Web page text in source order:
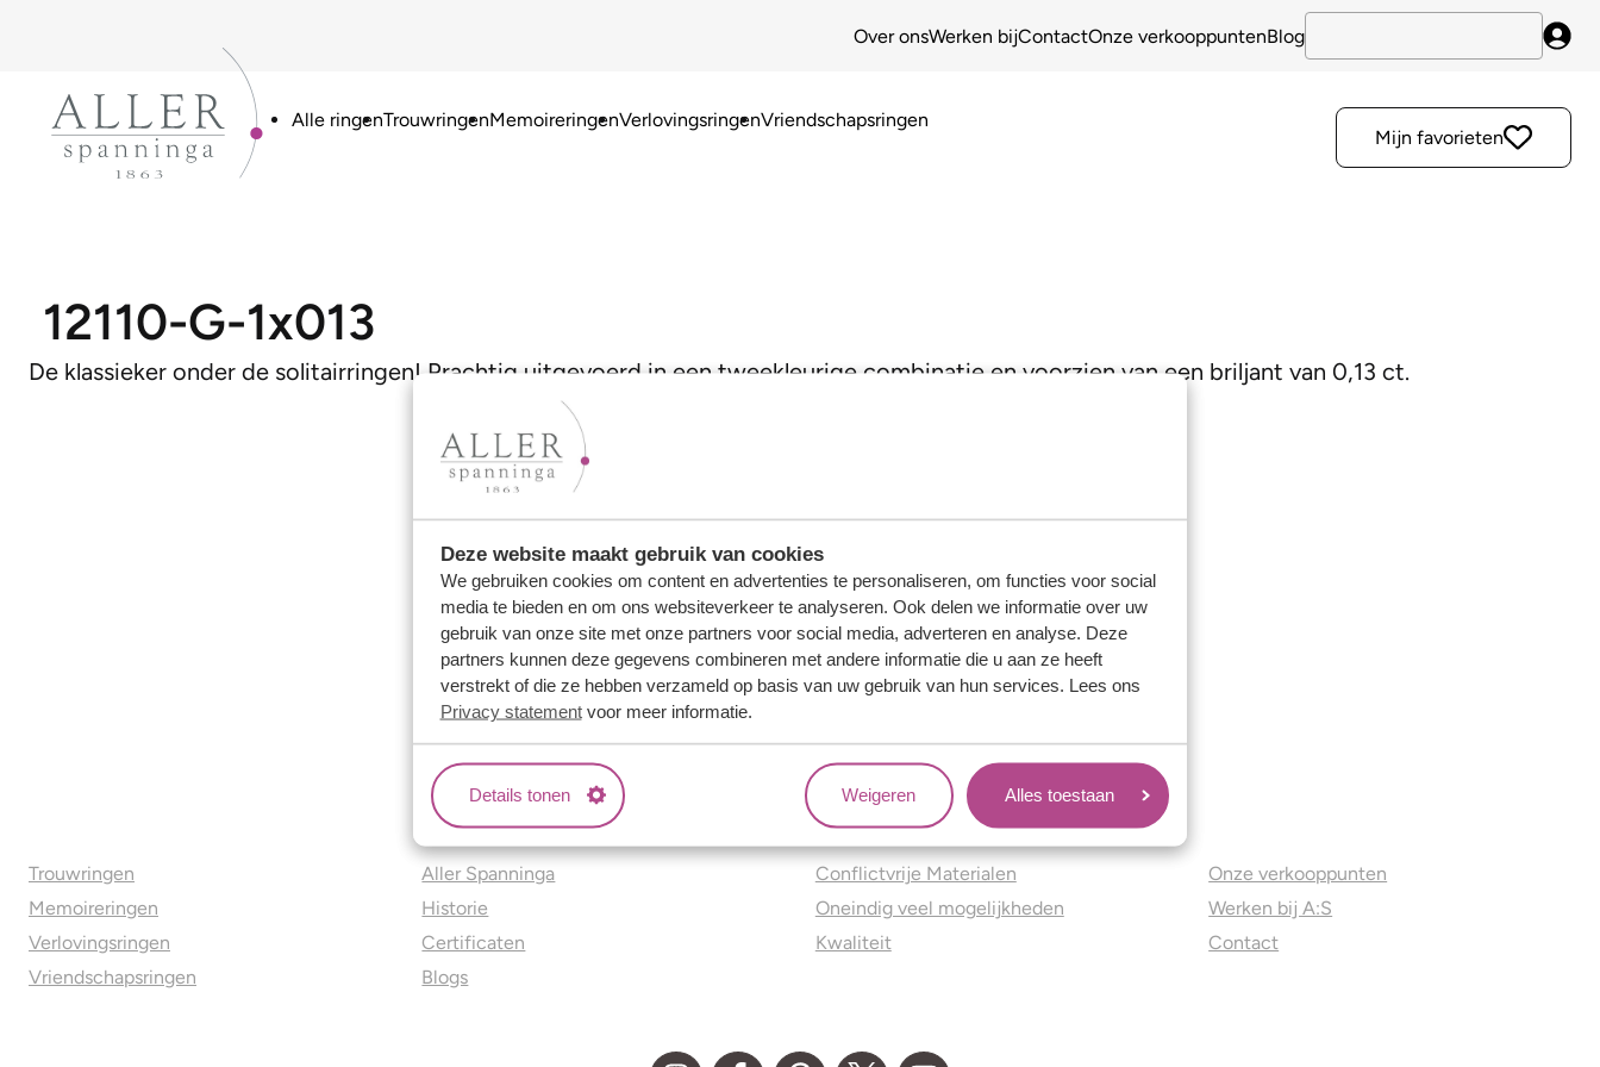
Deze website maakt gebruik van cookies
We gebruiken cookies om content en advertenties te personaliseren, om functies voor social
media te bieden en om ons websiteverkeer te analyseren. Ook delen we informatie over uw
gebruik van onze site met onze partners voor social media, adverteren en analyse. Deze
partners kunnen deze gegevens combineren met andere informatie die u aan ze heeft
verstrekt of die ze hebben verzameld op basis van uw gebruik van hun services. Lees ons
Privacy statementvoor meer informatie.
Details tonen Weigeren Alles toestaan
Over onsWerken bijContactOnze verkooppuntenBlog
Alle ringenTrouwringenMemoireringenVerlovingsringenVriendschapsringen
Mijn favorieten
12110-G-1x013
De klassieker onder de solitairringen! Prachtig uitgevoerd in een tweekleurige combinatie en voorzien van een briljant van 0,13 ct.
Trouwringen
Memoireringen
Verlovingsringen
Vriendschapsringen
Over ons
Aller Spanninga
Historie
Certificaten
Blogs
Jouw voordelen
Conflictvrije Materialen
Oneindig veel mogelijkheden
Kwaliteit
Onze verkooppunten
Werken bij A:S
Contact